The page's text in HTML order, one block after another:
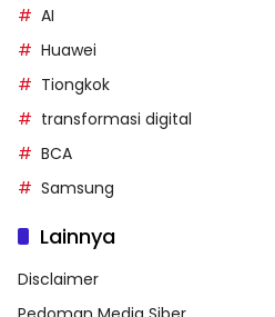
AI
Huawei
Tiongkok
transformasi digital
BCA
Samsung
Lainnya
Disclaimer